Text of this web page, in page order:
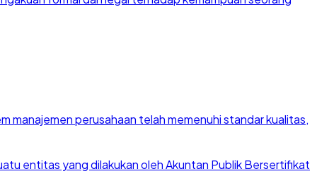
perusahaan telah memenuhi standar kualitas,
entitas yang dilakukan oleh Akuntan Publik Bersertifikat